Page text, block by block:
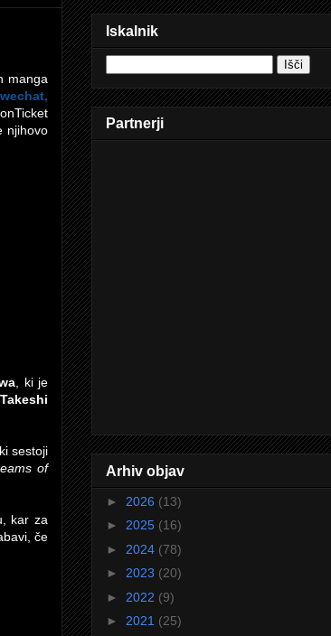
manga
njihovo
, ki je
Takeshi
sestoji
of
kar za
če
Iskalnik
Partnerji
Arhiv objav
► 2026 (13)
► 2025 (16)
► 2024 (78)
► 2023 (20)
► 2022 (9)
► 2021 (25)